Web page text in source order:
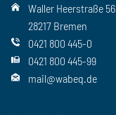
Waller Heerstraße 56
28217 Bremen
0421 800 445-0
0421 800 445-99
mail@wabeq.de